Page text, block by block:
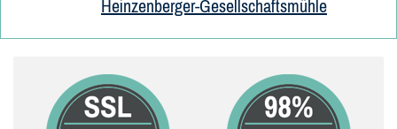
Heinzenberger-Gesellschaftsmühle